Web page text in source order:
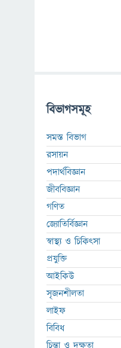
বিভাগসমূহ
সমস্ত বিভাগ
রসায়ন
পদার্থবিজ্ঞান
জীববিজ্ঞান
গণিত
জ্যোতির্বিজ্ঞান
স্বাস্থ্য ও চিকিৎসা
প্রযুক্তি
আইকিউ
সৃজনশীলতা
লাইফ
বিবিধ
চিন্তা ও দক্ষতা